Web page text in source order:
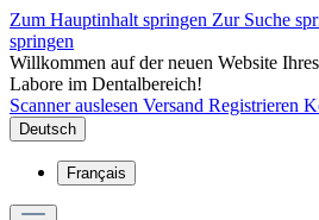
Zum Hauptinhalt springen Zur Suche
springen
Willkommen auf der neuen Website
Labore im Dentalbereich!
Scanner auslesen Versand Registrieren
Deutsch
Français